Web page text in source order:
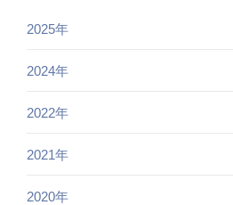
2025年
2024年
2022年
2021年
2020年